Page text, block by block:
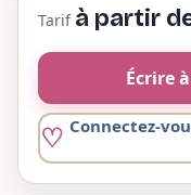
Tarif à partir
Écrire
Connectez-